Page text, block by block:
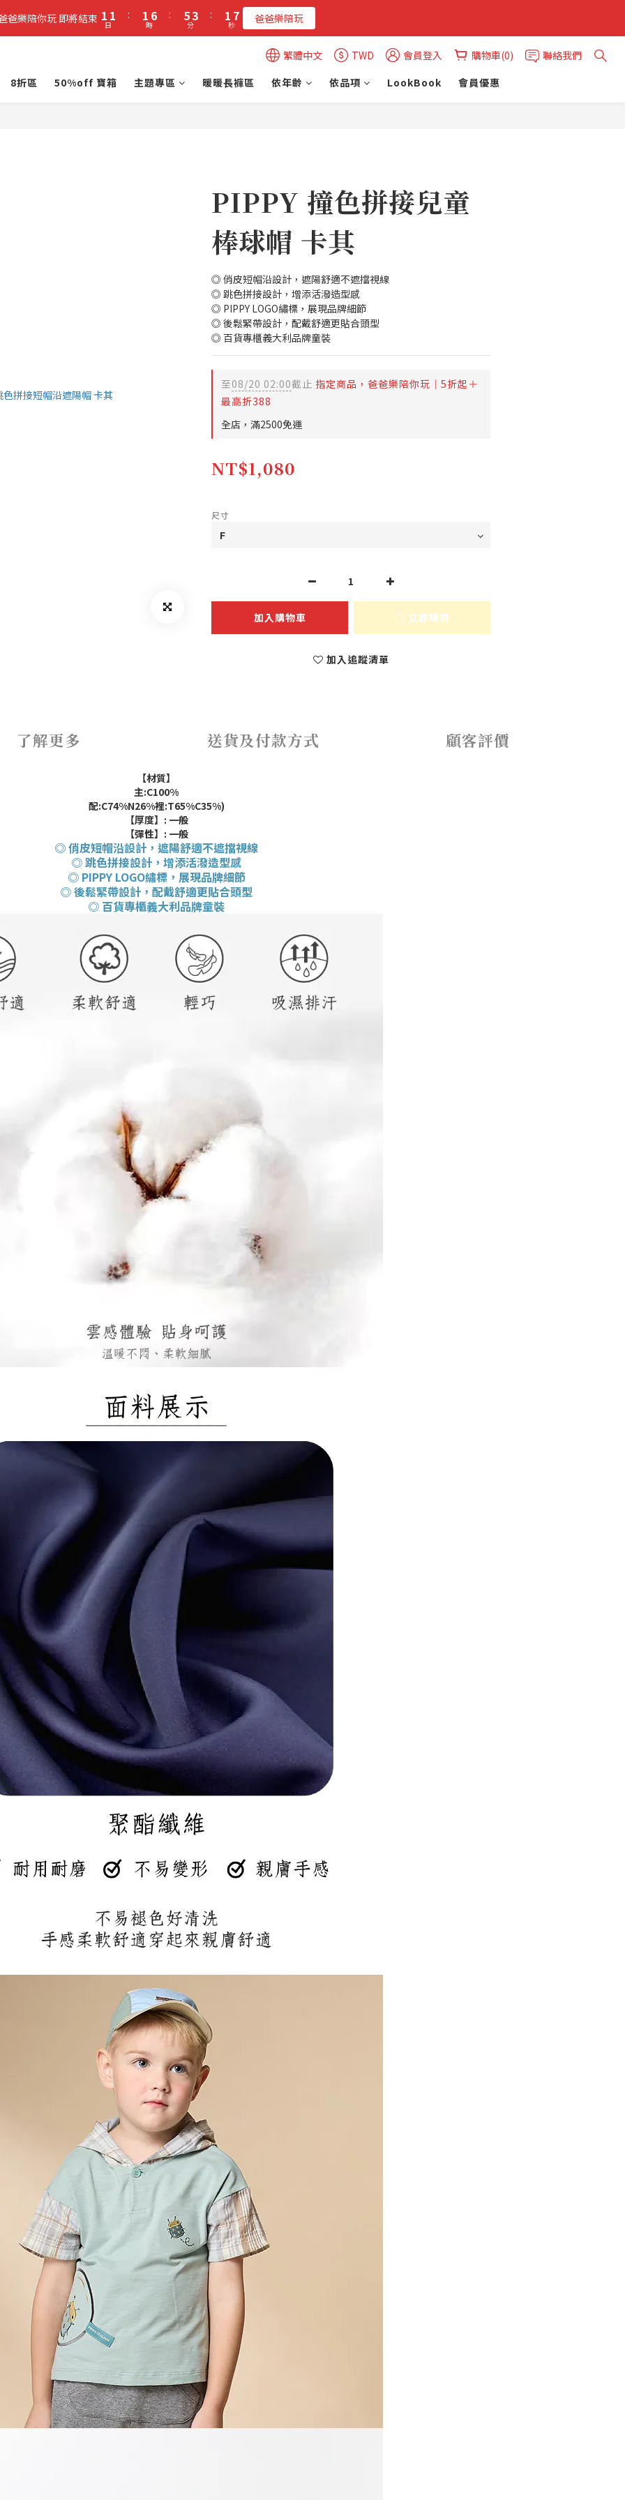
立即加入PIPPY會員即贈$100元購物金!
爸樂陪你玩 即將結束 1
0
1
0
日
:
1
0
6
5
2
1
時
:
5
4
3
2
分
:
1
0
6
5
2
1
秒 爸爸樂陪玩
繁體中文 TWD 會員登入 購物車(0)
聯絡我們
8折區
50%off 寶箱 主題專區 暖暖長褲區 依年齡 依品項 LookBook 會員優惠
PIPPY 撞色拼接兒童
棒球帽 卡其
◎ 俏皮短帽沿設計，遮陽舒適不遮擋視線
◎ 跳色拼接設計，增添活潑造型感
◎ PIPPY LOGO繡標，展現品牌細節
◎ 後鬆緊帶設計，配戴舒適更貼合頭型
◎ 百貨專櫃義大利品牌童裝
至08/20 02:00截止 指定商品，爸爸樂陪你玩｜5折起＋
最高折388
全店，滿2500免運
NT$1,080
尺寸
加入購物車 立即購買
加入追蹤清單
了解更多 送貨及付款方式 顧客評價
【材質】
主:C100%
配:C74%N26%裡:T65%C35%)
【厚度】: 一般
【彈性】 : 一般
◎ 俏皮短帽沿設計，遮陽舒適不遮擋視線
◎ 跳色拼接設計，增添活潑造型感
◎ PIPPY LOGO繡標，展現品牌細節
◎ 後鬆緊帶設計，配戴舒適更貼合頭型
◎ 百貨專櫃義大利品牌童裝